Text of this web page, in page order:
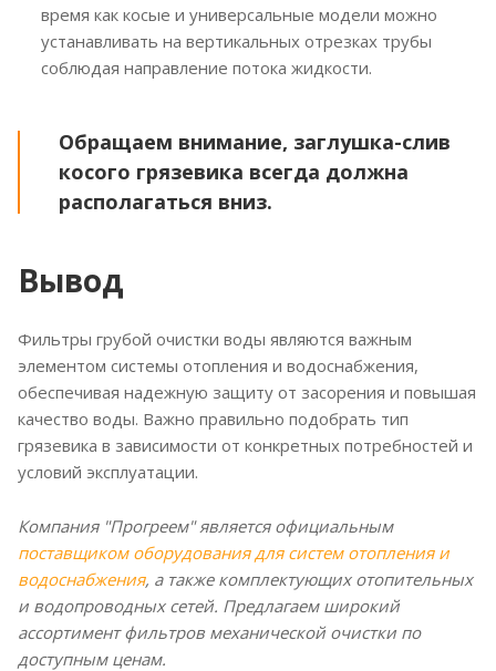
время как косые и универсальные модели можно
устанавливать на вертикальных отрезках трубы
соблюдая направление потока жидкости.
Обращаем внимание, заглушка-слив
косого грязевика всегда должна
располагаться вниз.
Вывод
Фильтры грубой очистки воды являются важным
элементом системы отопления и водоснабжения,
обеспечивая надежную защиту от засорения и повышая
качество воды. Важно правильно подобрать тип
грязевика в зависимости от конкретных потребностей и
условий эксплуатации.
Компания "Прогреем" является официальным
поставщиком оборудования для систем отопления и
водоснабжения, а также комплектующих отопительных
и водопроводных сетей. Предлагаем широкий
ассортимент фильтров механической очистки по
доступным ценам.